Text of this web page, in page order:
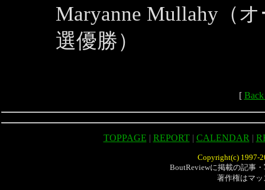
Maryanne Mullahy（
選優勝）
[
TOPPAGE | REPORT| CALENDAR |
Copyright(c) 1997-
BoutReviewに掲載の記事
著作権はマ